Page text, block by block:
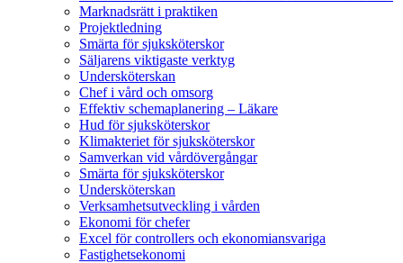
Marknadsrätt i praktiken
Projektledning
Smärta för sjuksköterskor
Säljarens viktigaste verktyg
Undersköterskan
Chef i vård och omsorg
Effektiv schemaplanering – Läkare
Hud för sjuksköterskor
Klimakteriet för sjuksköterskor
Samverkan vid vårdövergångar
Smärta för sjuksköterskor
Undersköterskan
Verksamhetsutveckling i vården
Ekonomi för chefer
Excel för controllers och ekonomiansvariga
Fastighetsekonomi